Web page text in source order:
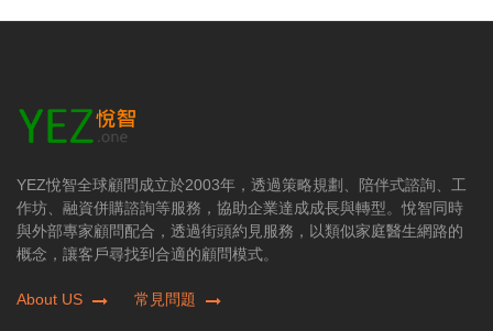
YEZ悅智全球顧問成立於2003年，透過策略規劃、陪伴式諮詢、工
作坊、融資併購諮詢等服務，協助企業達成成長與轉型。悅智同時
與外部專家顧問配合，透過街頭約見服務，以類似家庭醫生網路的
概念，讓客戶尋找到合適的顧問模式。
About US 常見問題